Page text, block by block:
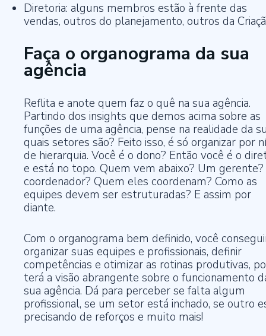
Diretoria: alguns membros estão à frente das
vendas, outros do planejamento, outros da
Faça o organograma da sua
agência
Reflita e anote quem faz o quê na sua agência.
Partindo dos insights que demos acima sobre as
funções de uma agência, pense na realidade da
quais setores são? Feito isso, é só organizar por
de hierarquia. Você é o dono? Então você é o
e está no topo. Quem vem abaixo? Um
coordenador? Quem eles coordenam? Como as
equipes devem ser estruturadas? E assim por
diante.
Com o organograma bem definido, você
organizar suas equipes e profissionais, definir
competências e otimizar as rotinas produtivas,
terá a visão abrangente sobre o funcionamento
sua agência. Dá para perceber se falta algum
profissional, se um setor está inchado, se outro
precisando de reforços e muito mais!